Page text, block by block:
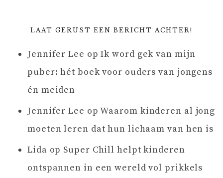
LAAT GERUST EEN BERICHT ACHTER!
Jennifer Lee opIk word gek van mijn
puber: hét boek voor ouders van jongens
én meiden
Jennifer Lee opWaarom kinderen al jong
moeten leren dat hun lichaam van hen is
Lida op Super Chill helpt kinderen
ontspannen in een wereld vol prikkels